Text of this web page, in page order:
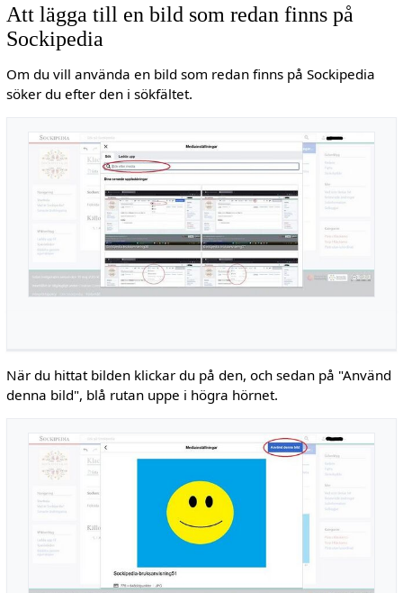
Att lägga till en bild som redan finns på
Sockipedia
Om du vill använda en bild som redan finns på Sockipedia
söker du efter den i sökfältet.
När du hittat bilden klickar du på den, och sedan på "Använd
denna bild", blå rutan uppe i högra hörnet.